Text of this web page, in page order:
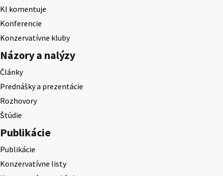
KI komentuje
Konferencie
Konzervatívne kluby
Názory a nalýzy
Články
Prednášky a prezentácie
Rozhovory
Štúdie
Publikácie
Publikácie
Konzervatívne listy